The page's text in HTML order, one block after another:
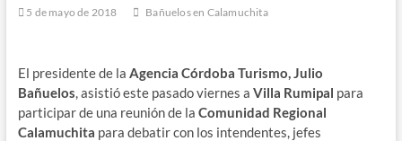
5 de mayo de 2018 Bañuelos en Calamuchita
El presidente de la Agencia Córdoba Turismo, Julio
Bañuelos, asistió este pasado viernes a Villa Rumipal para
participar de una reunión de la Comunidad Regional
Calamuchita para debatir con los intendentes, jefes